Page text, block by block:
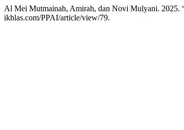
Al Mei Mutmainah, Amirah, dan Novi Mulyani. 2025.
ikhlas.com/PPAI/article/view/79.